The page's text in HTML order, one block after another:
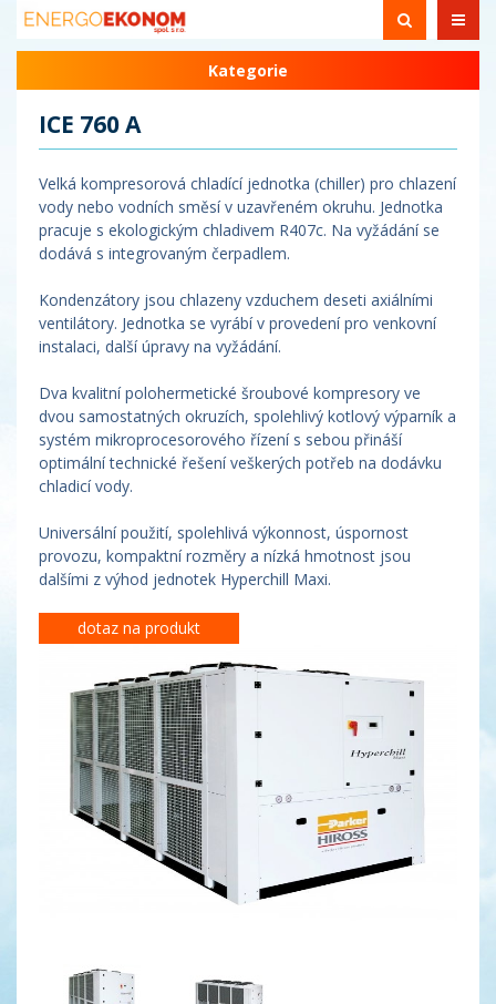
Kategorie
ICE 760 A
Velká kompresorová chladící jednotka (chiller) pro chlazení
vody nebo vodních směsí v uzavřeném okruhu. Jednotka
pracuje s ekologickým chladivem R407c. Na vyžádání se
dodává s integrovaným čerpadlem.
Kondenzátory jsou chlazeny vzduchem deseti axiálními
ventilátory. Jednotka se vyrábí v provedení pro venkovní
instalaci, další úpravy na vyžádání.
Dva kvalitní polohermetické šroubové kompresory ve
dvou samostatných okruzích, spolehlivý kotlový výparník a
systém mikroprocesorového řízení s sebou přináší
optimální technické řešení veškerých potřeb na dodávku
chladicí vody.
Universální použití, spolehlivá výkonnost, úspornost
provozu, kompaktní rozměry a nízká hmotnost jsou
dalšími z výhod jednotek Hyperchill Maxi.
dotaz na produkt